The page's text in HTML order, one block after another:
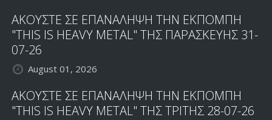
ΑΚΟΥΣΤΕ ΣΕ ΕΠΑΝΑΛΗΨΗ ΤΗΝ ΕΚΠΟΜΠΗ
"THIS IS HEAVY METAL" ΤΗΣ ΠΑΡΑΣΚΕΥΗΣ 31-
07-26
August 01, 2026
ΑΚΟΥΣΤΕ ΣΕ ΕΠΑΝΑΛΗΨΗ ΤΗΝ ΕΚΠΟΜΠΗ
"THIS IS HEAVY METAL" ΤΗΣ ΤΡΙΤΗΣ 28-07-26